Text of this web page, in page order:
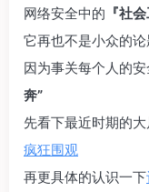
网络安全中的 『社
它再也不是小众的论
因为事关每个人的安
奔”
先看下最近时期的
疯狂围观
再更具体的认识一下